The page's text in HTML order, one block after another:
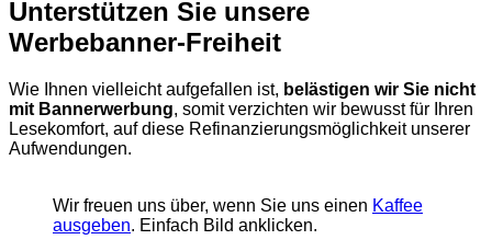
Unterstützen Sie unsere
Werbebanner-Freiheit
Wie Ihnen vielleicht aufgefallen ist, belästigen wir Sie nicht
mit Bannerwerbung, somit verzichten wir bewusst für Ihren
Lesekomfort, auf diese Refinanzierungsmöglichkeit unserer
Aufwendungen.
Wir freuen uns über, wenn Sie uns einen Kaffee
ausgeben. Einfach Bild anklicken.